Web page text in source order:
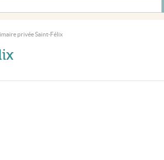
privée Saint-Félix